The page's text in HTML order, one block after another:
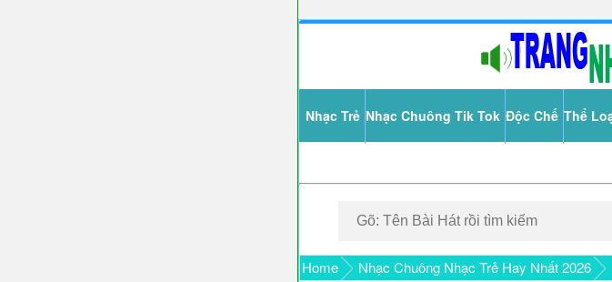
Nhạc Trẻ Nhạc Chuông Tik Tok Độc Chế Thể
Home Nhạc Chuông Nhạc Trẻ Hay Nhất 2026